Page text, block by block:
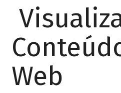
Web